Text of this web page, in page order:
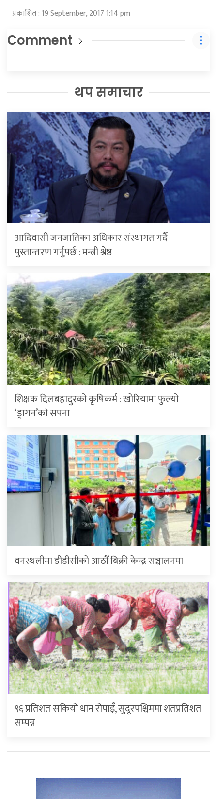
प्रकाशित : 19 September, 2017 1:14 pm
Comment
थप समाचार
आदिवासी जनजातिका अधिकार संस्थागत गर्दै
पुस्तान्तरण गर्नुपर्छ : मन्त्री श्रेष्ठ
शिक्षक दिलबहादुरको कृषिकर्म : खोरियामा फुल्यो
‘ड्रागन’को सपना
वनस्थलीमा डीडीसीको आठौँ बिक्री केन्द्र सञ्चालनमा
९६ प्रतिशत सकियो धान रोपाइँ, सुदूरपश्चिममा शतप्रतिशत
सम्पन्न